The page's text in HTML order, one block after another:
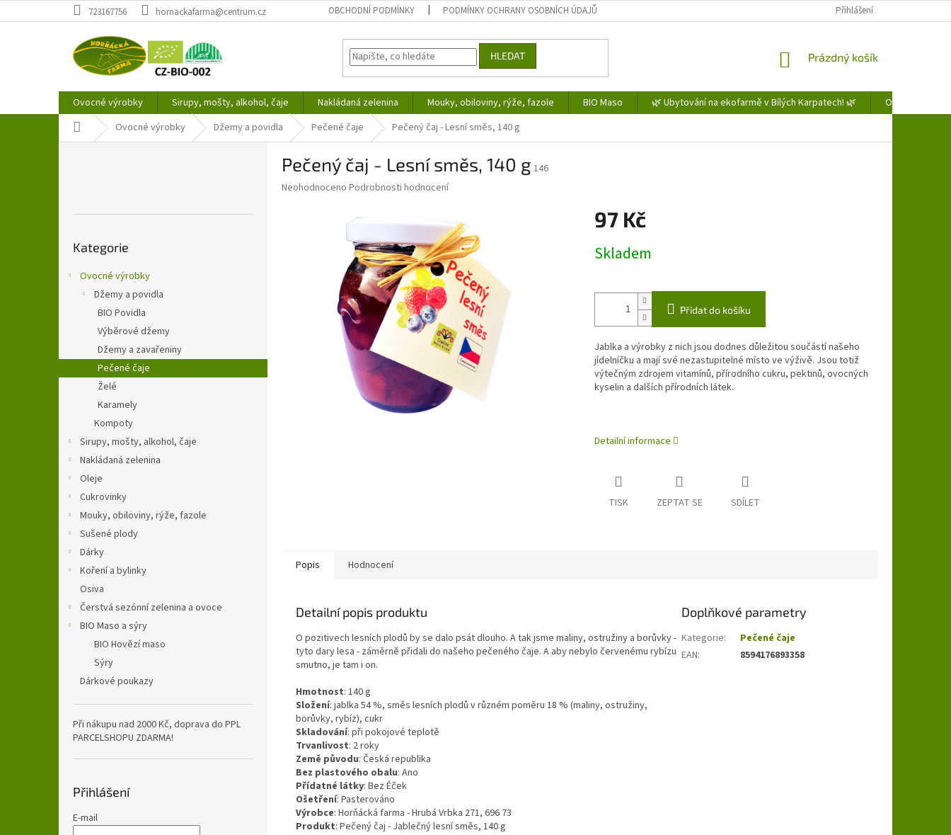
na
723167756 hornackafarma@centrum.cz OBCHODNÍ PODMÍNKY PODMÍNKY OCHRANY OSOBNÍCH ÚDAJŮ Přihlášení
HLEDAT
NÁKUPNÍ
Prázdný košík
Ovocné výrobky Sirupy, mošty, alkohol, čaje Nakládaná zelenina Mouky, obiloviny, rýže, fazole BIO Maso 🌿 Ubytování na ekofarmě v Bílých Karpatech! 🌿
Obchodní
Domů Ovocné výrobky Džemy a povidla Pečené čaje Pečený čaj - Lesní směs, 140 g
kategorie
Kategorie
Ovocné výrobky
Džemy a povidla
BIO Povidla
Výběrové džemy
Džemy a zavařeniny
Pečené čaje
Želé
Karamely
Kompoty
Sirupy, mošty, alkohol, čaje
Nakládaná zelenina
Oleje
Cukrovinky
Mouky, obiloviny, rýže, fazole
Sušené plody
Dárky
Koření a bylinky
Osiva
Čerstvá sezónní zelenina a ovoce
BIO Maso a sýry
BIO Hovězí maso
Sýry
Dárkové poukazy
Při nákupu nad 2000 Kč, doprava do PPL
PARCELSHOPU ZDARMA!
Přihlášení
E-mail
Pečený čaj - Lesní směs, 140 g 146
Průměrné
Neohodnoceno Podrobnosti hodnocení
97 Kč
cena:
Skladem
Přidat do košíku
Jablka a výrobky z nich jsou dodnes důležitou součástí našeho
jídelníčku a mají své nezastupitelné místo ve výživě. Jsou totiž
výtečným zdrojem vitamínů, přírodního cukru, pektinů, ovocných
kyselin a dalších přírodních látek.
Detailní informace
TISK ZEPTAT SE SDÍLET
Popis Hodnocení
Detailní popis produktu
O pozitivech lesních plodů by se dalo psát dlouho. A tak jsme maliny, ostružiny a borůvky -
tyto dary lesa - záměrně přidali do našeho pečeného čaje. A aby nebylo červenému rybízu
smutno, je tam i on.
Hmotnost: 140g
Složení: jablka 54 %, směs lesních plodů v různém poměru 18 % (maliny, ostružiny,
borůvky, rybíz), cukr
Skladování: při pokojové teplotě
Trvanlivost: 2 roky
Země původu: Česká republika
Bez plastového obalu: Ano
Přídatné látky: Bez Éček
Ošetření: Pasterováno
Výrobce: Horňácká farma - Hrubá Vrbka 271, 696 73
Produkt: Pečený čaj - Jablečný lesní směs, 140 g
Doplňkové parametry
Kategorie:
Pečené čaje
EAN: 8594176893358